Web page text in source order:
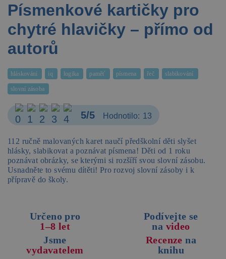
Písmenkové kartičky pro
chytré hlavičky – přímo od
autorů
hláskování iq logika paměť písmena řeč slabikování
slovní zásoba
5/5 Hodnotilo: 13
112 ručně malovaných karet naučí předškolní děti slyšet
hlásky, slabikovat a poznávat písmena! Děti od 1 roku
poznávat obrázky, se kterými si rozšíří svou slovní zásobu.
Usnadněte to svému dítěti! Pro rozvoj slovní zásoby i k
přípravě do školy.
Určeno pro
1–8 let
Podívejte se
na video
Jsme
vydavatelem
Recenze na
knihu